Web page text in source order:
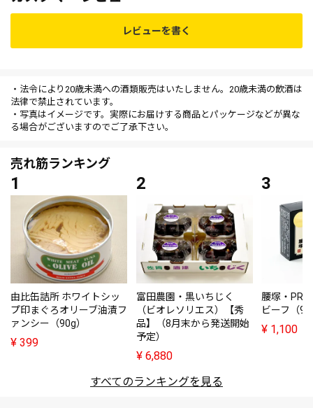
レビューを書く
・法令により20歳未満への酒類販売はいたしません。20歳未満の飲酒は
法律で禁止されています。
・写真はイメージです。実際にお届けする商品とパッケージなどが異な
る場合がございますのでご了承下さい。
売れ筋ランキング
由比缶詰所 ホワイトシッ
プ印まぐろオリーブ油漬フ
ァンシー（90g）
¥ 399
富田農園・黒いちじく
（ビオレソリエス）【秀
品】（8月末から発送開始
予定）
¥ 6,880
腰塚・
ビーフ（
¥ 1,100
すべてのランキングを見る